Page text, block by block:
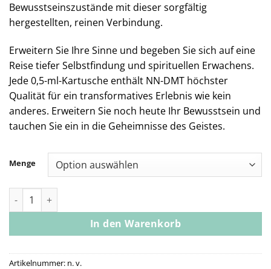
Bewusstseinszustände mit dieser sorgfältig
hergestellten, reinen Verbindung.
Erweitern Sie Ihre Sinne und begeben Sie sich auf eine
Reise tiefer Selbstfindung und spirituellen Erwachens.
Jede 0,5-ml-Kartusche enthält NN-DMT höchster
Qualität für ein transformatives Erlebnis wie kein
anderes. Erweitern Sie noch heute Ihr Bewusstsein und
tauchen Sie ein in die Geheimnisse des Geistes.
Menge
Top Tier 5-MeO-DMT Vaporizer 400 mg/0,5 ml Kartusche
In den Warenkorb
Artikelnummer: n. v.